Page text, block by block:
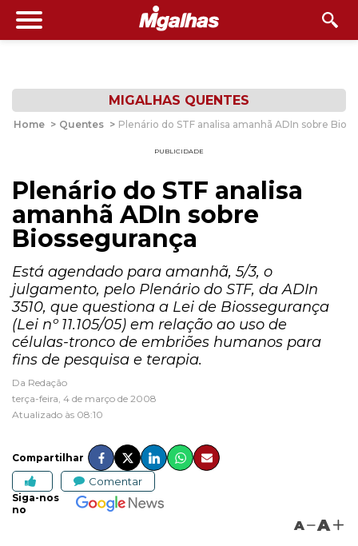
MIGALHAS QUENTES
Home > Quentes > Plenário do STF analisa amanhã ADIn sobre
PUBLICIDADE
Plenário do STF analisa
amanhã ADIn sobre
Biossegurança
Está agendado para amanhã, 5/3, o
julgamento, pelo Plenário do STF, da ADIn
3510, que questiona a Lei de Biossegurança
(Lei nº 11.105/05) em relação ao uso de
células-tronco de embriões humanos para
fins de pesquisa e terapia.
Da Redação
terça-feira, 4 de março de 2008
Atualizado às 08:10
Compartilhar
Comentar
Siga-nos
no
A A